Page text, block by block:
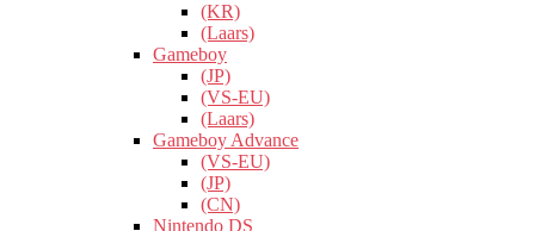
(KR)
(Laars)
Gameboy
(JP)
(VS-EU)
(Laars)
Gameboy Advance
(VS-EU)
(JP)
(CN)
Nintendo DS